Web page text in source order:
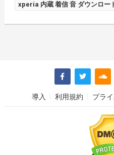
xperia 内蔵 着信 音 ダウンロー
導入 利用規約 プラ